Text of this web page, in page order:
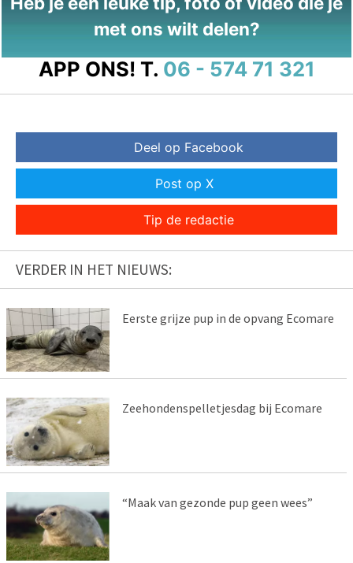
met ons wilt delen?
APP ONS! T. 06 - 574 71 321
Deel op Facebook
Post op X
Tip de redactie
VERDER IN HET NIEUWS:
Eerste grijze pup in de opvang Ecomare
Zeehondenspelletjesdag bij Ecomare
“Maak van gezonde pup geen wees”